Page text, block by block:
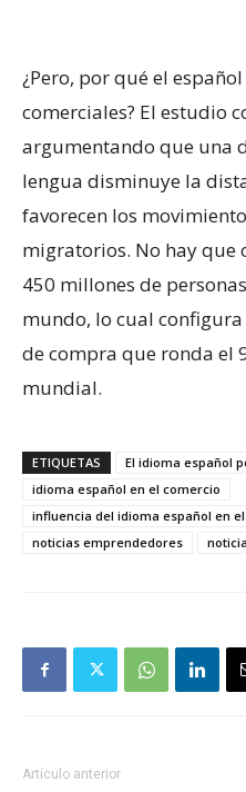
¿Pero, por qué el
comerciales? El estudio
argumentando que una
lengua disminuye la
favorecen los
migratorios. No hay
450 millones de
mundo, lo cual
de compra que ronda el
mundial.
ETIQUETAS
El idioma español
idioma español en el comercio
influencia del idioma español en
noticias emprendedores
Artículo anterior